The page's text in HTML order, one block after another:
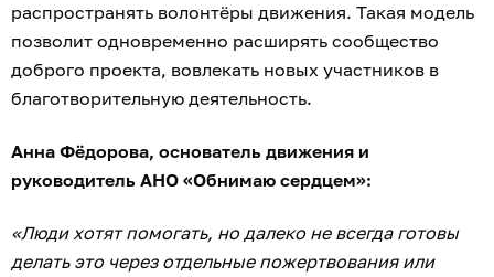
распространять волонтёры движения. Такая модель
позволит одновременно расширять сообщество
доброго проекта, вовлекать новых участников в
благотворительную деятельность.
Анна Фёдорова, основатель движения и
руководитель АНО «Обнимаю сердцем»:
«Люди хотят помогать, но далеко не всегда готовы
делать это через отдельные пожертвования или